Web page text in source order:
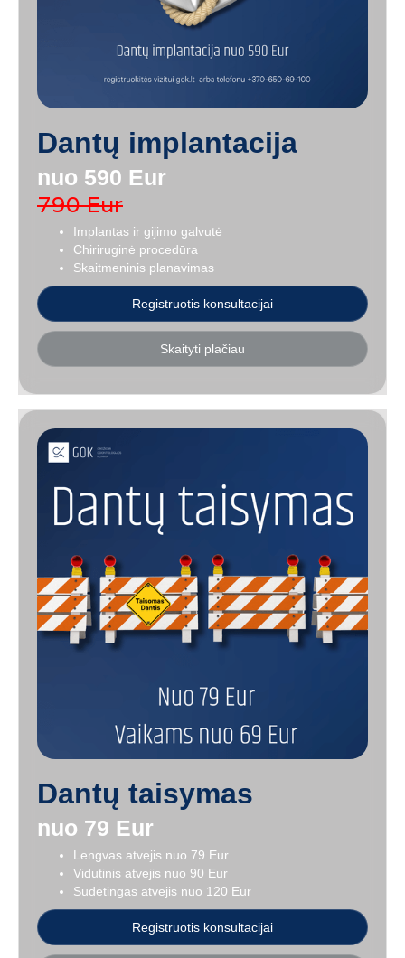
Dantų implantacija
nuo 590 Eur
790 Eur
Implantas ir gijimo galvutė
Chiriruginė procedūra
Skaitmeninis planavimas
Registruotis konsultacijai
Skaityti plačiau
Dantų taisymas
nuo 79 Eur
Lengvas atvejis nuo 79 Eur
Vidutinis atvejis nuo 90 Eur
Sudėtingas atvejis nuo 120 Eur
Registruotis konsultacijai